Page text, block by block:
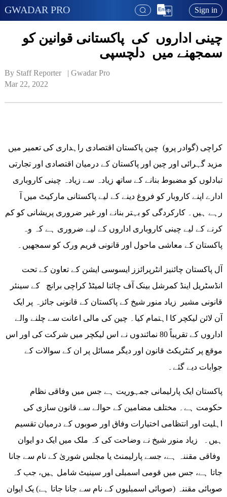
GWADAR PRO Sign in
چینی اداروں کی پاکستانی قوانین کو
سمجھنے میں دلچسپی
By Staff Reporter   | Gwadar Pro
Mar 22, 2022
کراچی (گوادر پرو) چین پاکستان اقتصادی راہداری کی تعمیر میں
مزید گہرائی اور چین اور پاکستان کے درمیان اقتصادی اور تجارتی
تبادلوں کو مضبوط بنانے کے ساتھ زیادہ سے زیادہ چینی کاروباری
ادارے اپنے کاروبار کو فروغ دینے کے لیے پاکستانی مارکیٹ میں آ
رہے ہیں۔ کارکردگی کو بہتر بنانے اور غیر ضروری پریشانی کو کم
کرنے کے لیے چینی کاروباری اداروں کے لیے ضروری ہے کہ وہ
پاکستان کے معاشی ماحول اور قانونی فریم ورک کو سمجھیں۔
آل پاکستان چائنیز انٹرپرائزز ایسوسی ایشن کے تعاون کے تحت
انڈسٹریل اینڈ کمرشل بینک آف چائنا لمیٹڈ کراچی برانچ کے سینئر
قانونی مشیر زیاد منور شیخ کے پاکستان کے قانونی جائزہ پر ایک
آن لائن لیکچر کا اہتمام کیا۔ چین کی مالی اعانت سے چلنے والے
اداروں کے تقریباً 80 نمائندوں نے اس لیکچر میں شرکت کی اور اس
موقع پر کنٹریکٹ قانون اور دیگر مسائل پر ان کے سوالات کے
جوابات دیے گئے۔
پاکستان ایک پارلیمانی جمہوریت ہے جس میں وفاقی نظام
حکومت ہے۔ مختلف مضامین کے حوالے سے قانون سازی کی
اہلیت اور انتظامی اختیارات وفاق اور صوبوں کے درمیان تقسیم
ہیں۔ زیاد منور شیخ نے وضاحت کی کہ ملک میں ایک دو ایوان
وفاقی مقننہ ہے، جسے پارلیمنٹ یا مجلس شوریٰ کے نام سے جانا
جاتا ہے، جس میں قومی اسمبلی اور سینیٹ شامل ہیں، جب کہ
صوبائی مقننہ (صوبائی اسمبلیوں کے نام سے جانا جاتا ہے) یک ایوان